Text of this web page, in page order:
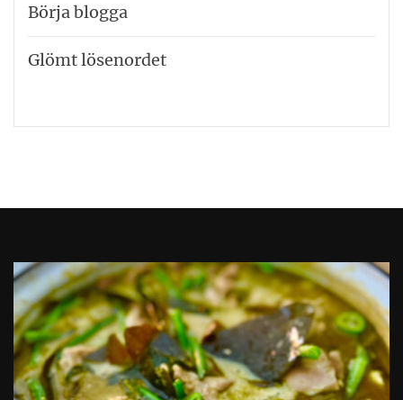
Börja blogga
Glömt lösenordet